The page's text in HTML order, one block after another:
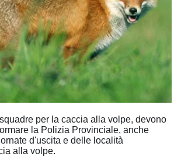
per la caccia alla volpe, devono
la Polizia Provinciale, anche
d'uscita e delle località
alla volpe.